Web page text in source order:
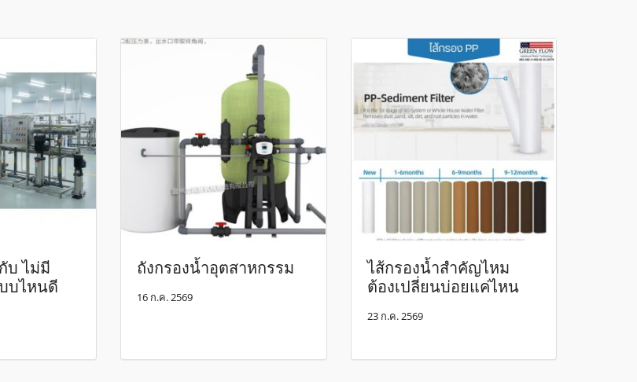
บ ไม่มี
บไหนดี
ถังกรองน้ำอุตสาหกรรม
16 ก.ค. 2569
ไส้กรองน้ำสำคัญไหม
ต้องเปลี่ยนบ่อยแค่ไหน
23 ก.ค. 2569